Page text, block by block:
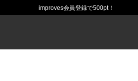
improves会員登録で500pt！